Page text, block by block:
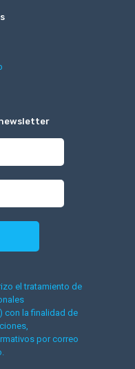
el tratamiento de
con la finalidad de
por correo